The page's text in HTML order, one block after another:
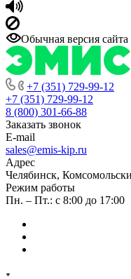
Обычная версия сайта
+7 (351) 729-99-12
+7 (351) 729-99-12
8 (800) 301-66-88
Заказать звонок
E-mail
sales@emis-kip.ru
Адрес
Челябинск,
Режим работы
Пн. – Пт.: с 8:00 до 17:00